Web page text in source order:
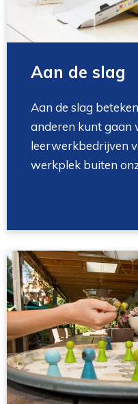
Aan de slag
Aan de slag
anderen kunt gaan
leerwerkbedrijven
werkplek buiten